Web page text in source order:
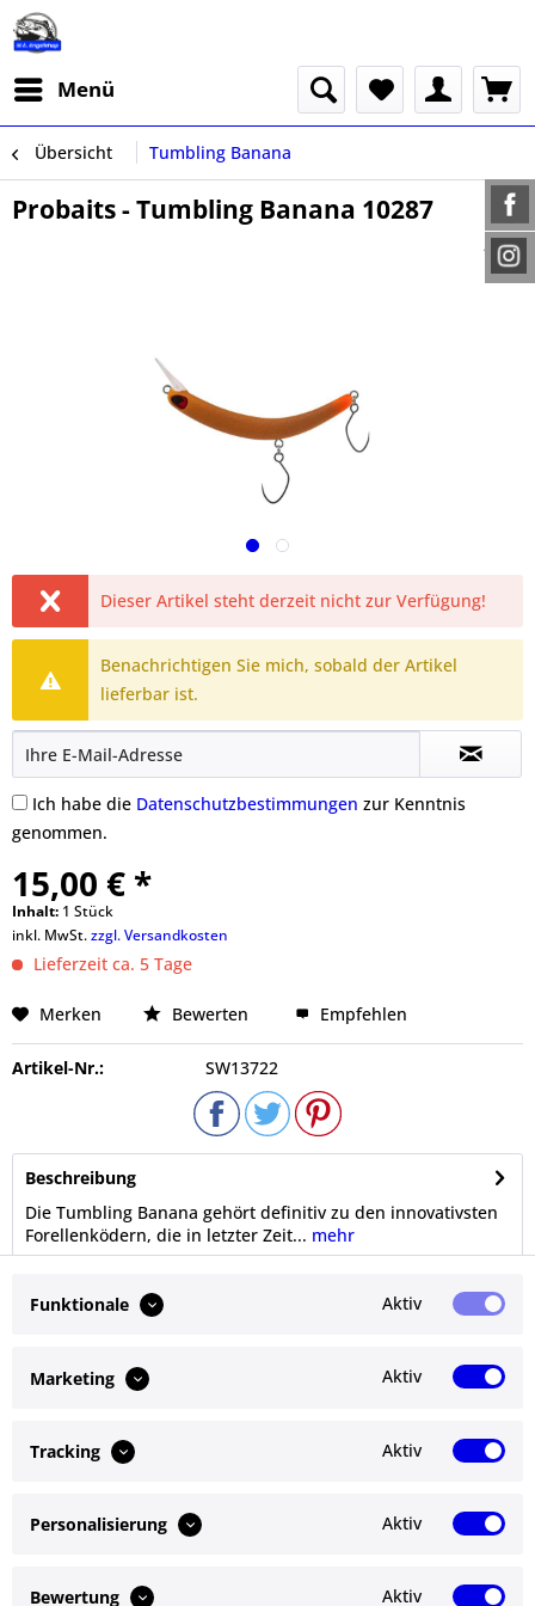
Menü
Übersicht Tumbling Banana
Probaits - Tumbling Banana 10287
Dieser Artikel steht derzeit nicht zur Verfügung!
Benachrichtigen Sie mich, sobald der Artikel
lieferbar ist.
Ich habe die Datenschutzbestimmungen zur Kenntnis
genommen.
15,00 € *
Inhalt: 1 Stück
inkl. MwSt.zzgl. Versandkosten
Lieferzeit ca. 5 Tage
Merken Bewerten Empfehlen
Artikel-Nr.: SW13722
Beschreibung
Die Tumbling Banana gehört definitiv zu den innovativsten
Forellenködern, die in letzter Zeit... mehr
Bewertungen
0
Ähnliche Artikel
Kunden kauften auch
Service Hotline
Shop Service
Funktionale Aktiv
Marketing Aktiv
Tracking Aktiv
Personalisierung Aktiv
Bewertung Aktiv